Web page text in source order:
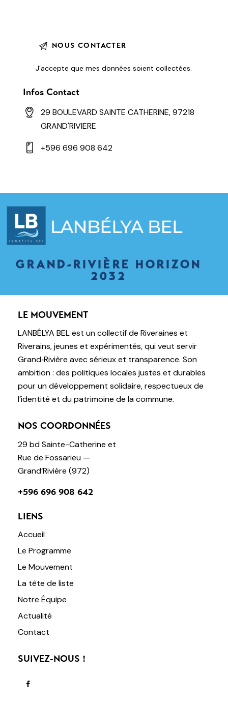
J’accepte que mes données soientcollectées.
Infos Contact
29 BOULEVARD SAINTE CATHERINE, 97218
GRAND'RIVIERE
+596 696 908 642
GRAND-RIVIÈRE HORIZON
2032
LE MOUVEMENT
LANBÉLYA BEL est un collectif de Riveraines et
Riverains, jeunes et expérimentés, qui veut servir
Grand‑Rivière avec sérieux et transparence. Son
ambition : des politiques locales justes et durables
pour un développement solidaire, respectueux de
l’identité et du patrimoine de la commune.
NOS COORDONNÉES
29 bd Sainte-Catherine et
Rue de Fossarieu —
Grand’Rivière (972)
+596 696 908 642
LIENS
Accueil
Le Programme
Le Mouvement
La tête de liste
Notre Équipe
Actualité
Contact
SUIVEZ-NOUS !